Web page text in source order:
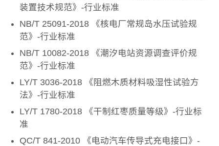
装置技术规范》-行业标准
NB/T 25091-2018 《核电厂常规岛水压试验规
范》-行业标准
NB/T 10082-2018 《潮汐电站资源调查评价规
范》-行业标准
LY/T 3036-2018 《阻燃木质材料吸湿性试验方
法》-行业标准
LY/T 1780-2018 《干制红枣质量等级》-行业标
准
QC/T 841-2010 《电动汽车传导式充电接口》-